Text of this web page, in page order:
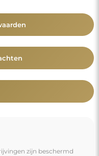
zijn beschermd